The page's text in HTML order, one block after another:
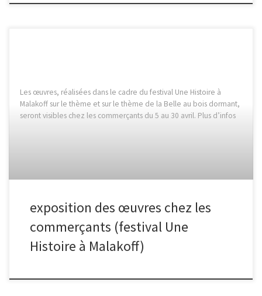
Les œuvres, réalisées dans le cadre du festival Une Histoire à
Malakoff sur le thème et sur le thème de la Belle au bois dormant,
seront visibles chez les commerçants du 5 au 30 avril. Plus d’infos
exposition des œuvres chez les
commerçants (festival Une
Histoire à Malakoff)